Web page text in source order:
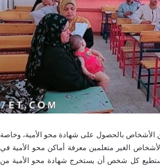
الأشخاص بالحصول على شهادة محو الأمية، وخاصة
الغير متعلمين معرفة أماكن محو الأمية في
كل شخص أن يستخرج شهادة محو الأمية من